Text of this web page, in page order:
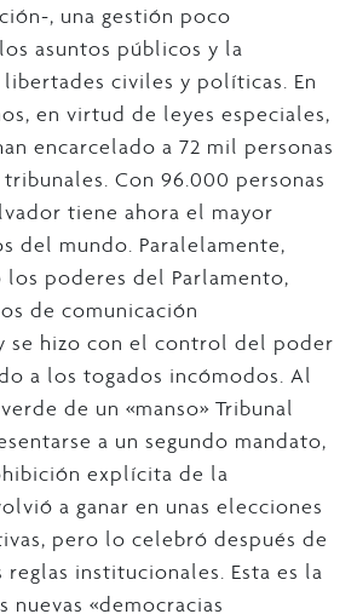
, una gestión poco
asuntos públicos y la
civiles y políticas. En
en virtud de leyes especiales,
encarcelado a 72 mil personas
Con 96.000 personas
tiene ahora el mayor
del mundo. Paralelamente,
los poderes del Parlamento,
de comunicación
se hizo con el control del poder
a los togados incómodos. Al
de un «manso» Tribunal
a un segundo mandato,
explícita de la
a ganar en unas elecciones
pero lo celebró después de
institucionales. Esta es la
nuevas «democracias